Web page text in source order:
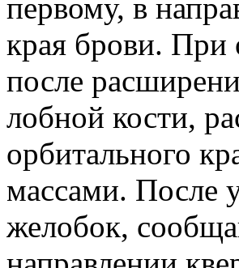
первому, в
края брови. При
после
лобной кости,
орбитального
массами. После
желобок,